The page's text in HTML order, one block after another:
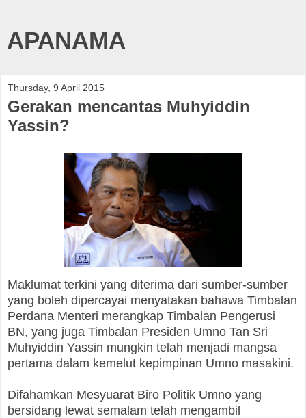
APANAMA
Thursday, 9 April 2015
Gerakan mencantas Muhyiddin
Yassin?
Maklumat terkini yang diterima dari sumber-sumber
yang boleh dipercayai menyatakan bahawa Timbalan
Perdana Menteri merangkap Timbalan Pengerusi
BN, yang juga Timbalan Presiden Umno Tan Sri
Muhyiddin Yassin mungkin telah menjadi mangsa
pertama dalam kemelut kepimpinan Umno masakini.
Difahamkan Mesyuarat Biro Politik Umno yang
bersidang lewat semalam telah mengambil